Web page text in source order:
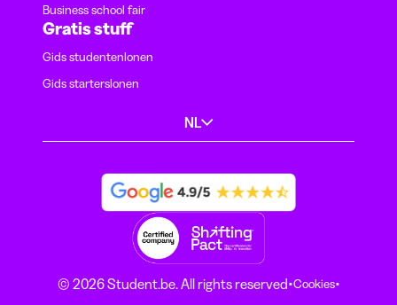
Business school fair
Gratis stuff
Gids studentenlonen
Gids starterslonen
NL
© 2026 Student.be. All rights reserved·Cookies·